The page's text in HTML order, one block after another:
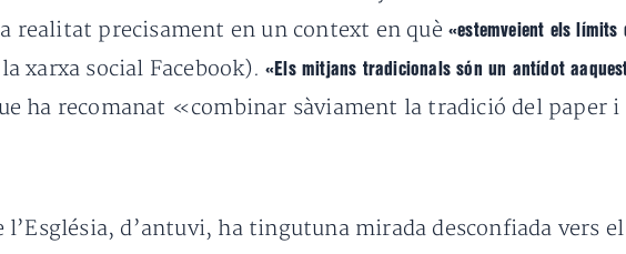
realitat precisament en un context en què«estemveient els límits
xarxa social Facebook).«Els mitjans tradicionals són un antídot
ha recomanat «combinar sàviament la tradició del paper
l’Església, d’antuvi, ha tingutuna mirada desconfiada vers